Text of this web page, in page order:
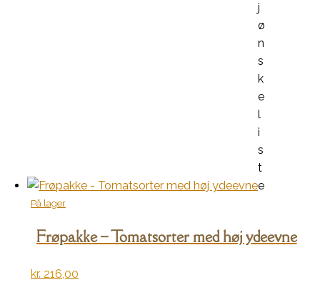
j
ø
n
s
k
e
l
i
s
t
e
På lager
Frøpakke – Tomatsorter med høj ydeevne
kr. 216,00